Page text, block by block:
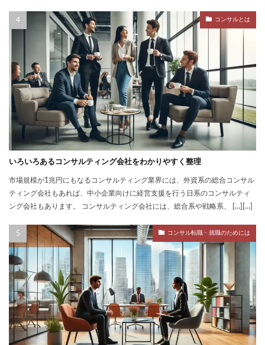
コンサルとは
いろいろあるコンサルティング会社をわかりやすく整理
市場規模が1兆円にもなるコンサルティング業界には、外資系の総合コンサル
ティング会社もあれば、中小企業向けに経営支援を行う日系のコンサルティ
ング会社もあります。 コンサルティング会社には、総合系や戦略系、 […][…]
コンサル転職・就職のためには